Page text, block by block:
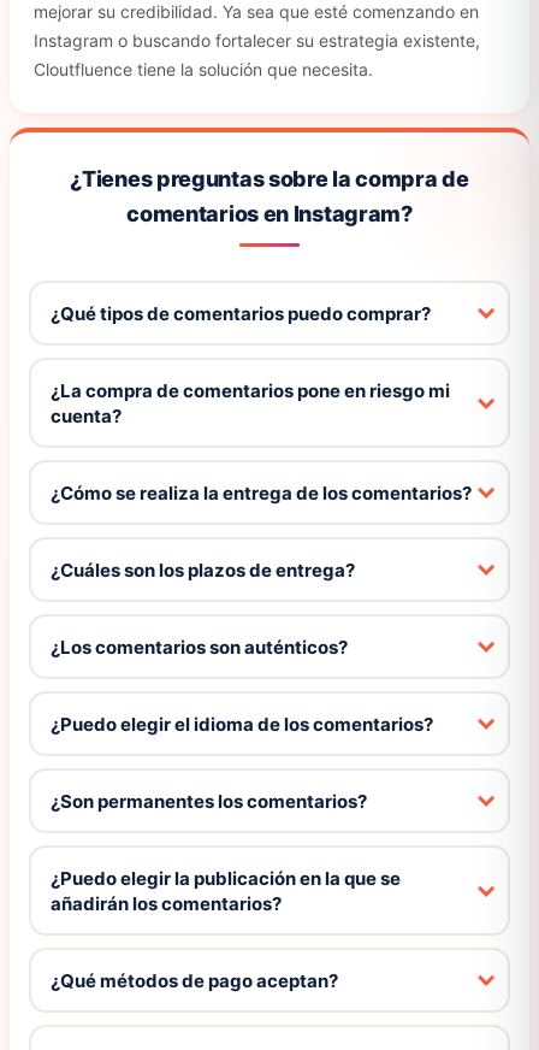
mejorar su credibilidad. Ya sea que esté comenzando en
Instagram o buscando fortalecer su estrategia existente,
Cloutfluence tiene la solución que necesita.
¿Tienes preguntas sobre la compra de
comentarios en Instagram?
¿Qué tipos de comentarios puedo comprar?
¿La compra de comentarios pone en riesgo mi
cuenta?
¿Cómo se realiza la entrega de los comentarios?
¿Cuáles son los plazos de entrega?
¿Los comentarios son auténticos?
¿Puedo elegir el idioma de los comentarios?
¿Son permanentes los comentarios?
¿Puedo elegir la publicación en la que se
añadirán los comentarios?
¿Qué métodos de pago aceptan?